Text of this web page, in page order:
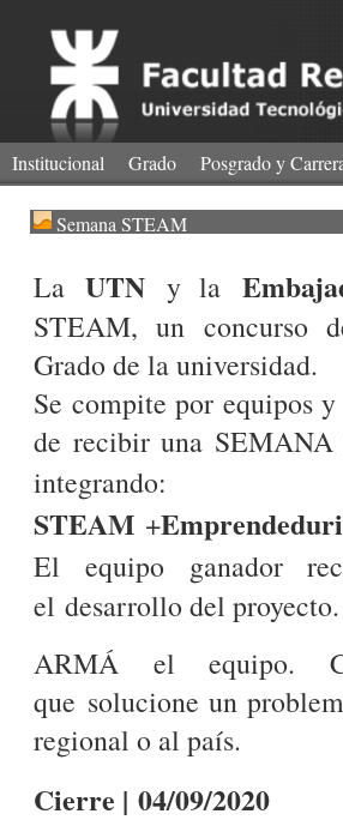
Institucional Grado Posgrado y
Semana STEAM
LaUTN y la
STEAM, un concurso
Grado de la universidad.
Se compite por equipos
de recibir una SEMANA
STEAM +
El equipo ganador
el desarrollo del proyecto.
ARMÁ el equipo.
que solucione un
regional o al país.
Cierre | 04/09/2020